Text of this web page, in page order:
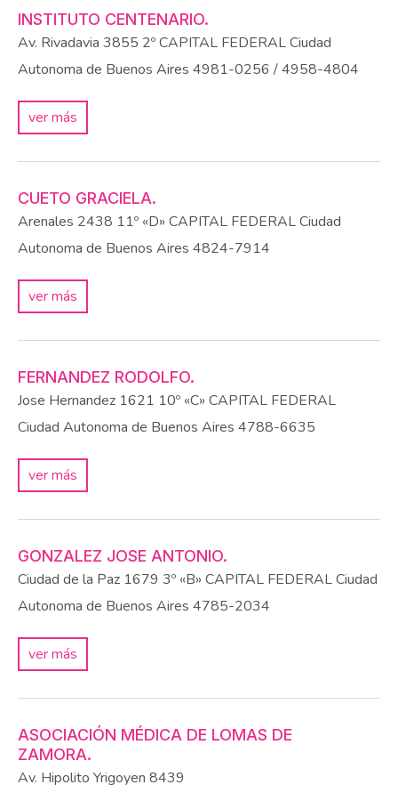
INSTITUTO CENTENARIO.
Av. Rivadavia 3855 2ºCAPITAL FEDERALCiudad
Autonoma de Buenos Aires 4981-0256 / 4958-4804
ver más
CUETO GRACIELA.
Arenales 2438 11º «D» CAPITAL FEDERALCiudad
Autonoma de Buenos Aires 4824-7914
ver más
FERNANDEZ RODOLFO.
Jose Hernandez 1621 10º «C» CAPITAL FEDERAL
Ciudad Autonoma de Buenos Aires 4788-6635
ver más
GONZALEZ JOSE ANTONIO.
Ciudad de la Paz 1679 3º «B» CAPITAL FEDERALCiudad
Autonoma de Buenos Aires 4785-2034
ver más
ASOCIACIÓN MÉDICA DE LOMAS DE
ZAMORA.
Av. Hipolito Yrigoyen 8439